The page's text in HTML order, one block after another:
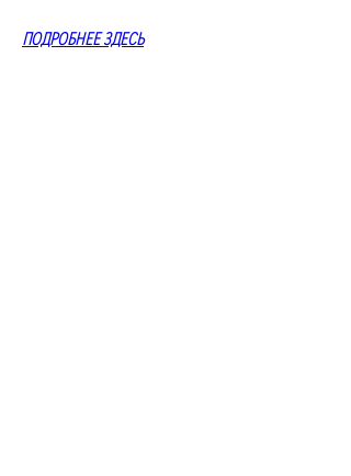
ПОДРОБНЕЕ ЗДЕСЬ